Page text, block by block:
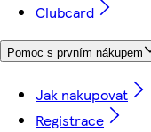
Clubcard
Pomoc s prvním nákupem
Jak nakupovat
Registrace